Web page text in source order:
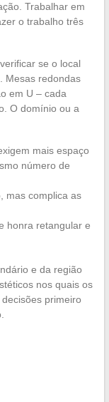
Trabalhar em
o trabalho três
se o local
Mesas redondas
em U – cada
O domínio ou a
mais espaço
número de
mas complica as
honra retangular e
e da região
nos quais os
primeiro